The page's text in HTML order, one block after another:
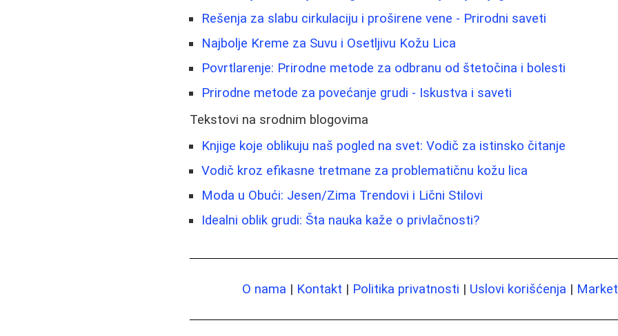
Rešenja za slabu cirkulaciju i proširene vene - Prirodni saveti
Najbolje Kreme za Suvu i Osetljivu Kožu Lica
Povrtlarenje: Prirodne metode za odbranu od štetočina i bolesti
Prirodne metode za povećanje grudi - Iskustva i saveti
Tekstovi na srodnim blogovima
Knjige koje oblikuju naš pogled na svet: Vodič za istinsko čitanje
Vodič kroz efikasne tretmane za problematičnu kožu lica
Moda u Obući: Jesen/Zima Trendovi i Lični Stilovi
Idealni oblik grudi: Šta nauka kaže o privlačnosti?
O nama | Kontakt | Politika privatnosti | Uslovi korišćenja |